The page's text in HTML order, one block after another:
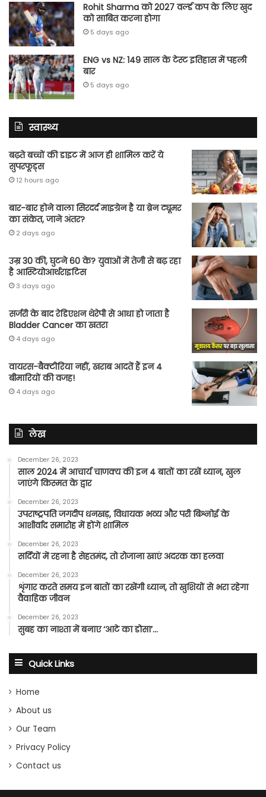
Rohit Sharma को 2027 वर्ल्‍ड कप के लिए खुद
को साबित करना होगा
5 days ago
ENG vs NZ: 149 साल के टेस्‍ट इतिहास में पहली
बार
5 days ago
स्वास्थ्य
बढ़ते बच्चों की डाइट में आज ही शामिल करें ये
सुपरफूड्स
12 hours ago
बार-बार होने वाला सिरदर्द माइग्रेन है या ब्रेन ट्यूमर
का संकेत, जाने अंतर?
2 days ago
उम्र 30 की, घुटने 60 के? युवाओं में तेजी से बढ़ रहा
है आस्टियोआर्थराइटिस
3 days ago
सर्जरी के बाद रेडिएशन थेरेपी से आधा हो जाता है
Bladder Cancer का खतरा
4 days ago
वायरस-बैक्टीरिया नहीं, खराब आदतें हैं इन 4
बीमारियों की वजह!
4 days ago
लेख
December 26, 2023
साल 2024 में आचार्य चाणक्य की इन 4 बातों का रखें ध्यान, खुल
जाएंगे किस्मत के द्वार
December 26, 2023
उपराष्ट्रपति जगदीप धनखड़, विधायक भव्य और परी बिश्नोई के
आशीर्वाद समारोह में होंगे शामिल
December 26, 2023
सर्दियों में रहना है सेहतमंद, तो रोजाना खाएं अदरक का हलवा
December 26, 2023
शृंगार करते समय इन बातों का रखेंगी ध्यान, तो खुशियों से भरा रहेगा
वैवाहिक जीवन
December 26, 2023
सुबह का नाश्ता में बनाए ‘आटे का डोसा’…
Quick Links
Home
About us
Our Team
Privacy Policy
Contact us